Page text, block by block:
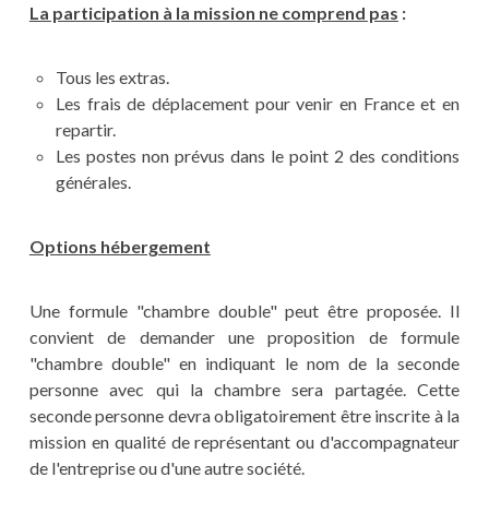
La participation à la mission ne comprend pas :
Tous les extras.
Les frais de déplacement pour venir en France et en
repartir.
Les postes non prévus dans le point 2 des conditions
générales.
Options hébergement
Une formule "chambre double" peut être proposée. Il
convient de demander une proposition de formule
"chambre double" en indiquant le nom de la seconde
personne avec qui la chambre sera partagée. Cette
seconde personne devra obligatoirement être inscrite à la
mission en qualité de représentant ou d'accompagnateur
de l'entreprise ou d'une autre société.